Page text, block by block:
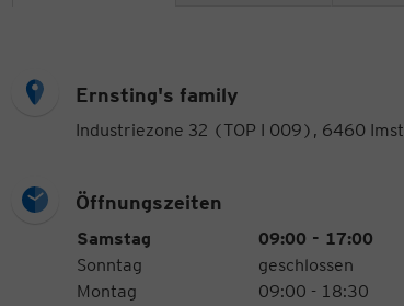
Ernsting's family
Industriezone 32 (TOP I 009), 6460 Imst
Öffnungszeiten
Öffnungszeiten
Wochentag
Samstag
09:00 - 17:00
Sonntag
geschlossen
Montag
09:00 - 18:30